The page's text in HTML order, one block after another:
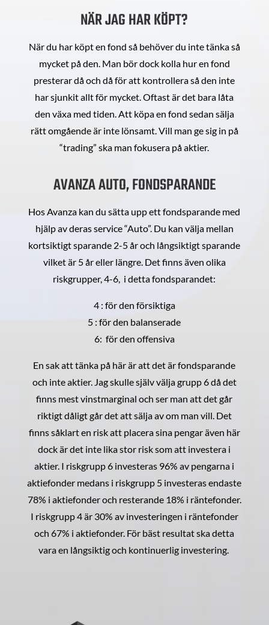
NÄR JAG HAR KÖPT?
När du har köpt en fond så behöver du inte tänka så
mycket på den. Man bör dock kolla hur en fond
presterar då och då för att kontrollera så den inte
har sjunkit allt för mycket. Oftast är det bara låta
den växa med tiden. Att köpa en fond sedan sälja
rätt omgående är inte lönsamt. Vill man ge sig in på
“trading” ska man fokusera på aktier.
AVANZA AUTO, FONDSPARANDE
Hos Avanza kan du sätta upp ett fondsparande med
hjälp av deras service “Auto”. Du kan välja mellan
kortsiktigt sparande 2-5 år och långsiktigt sparande
vilket är 5 år eller längre. Det finns även olika
riskgrupper, 4-6, i detta fondsparandet:
4 : för den försiktiga
5 : för den balanserade
6: för den offensiva
En sak att tänka på här är att det är fondsparande
och inte aktier. Jag skulle själv välja grupp 6 då det
finns mest vinstmarginal och ser man att det går
riktigt dåligt går det att sälja av om man vill. Det
finns såklart en risk att placera sina pengar även här
dock är det inte lika stor risk som att investera i
aktier. I riskgrupp 6 investeras 96% av pengarna i
aktiefonder medans i riskgrupp 5 investeras endaste
78% i aktiefonder och resterande 18% i räntefonder.
I riskgrupp 4 är 30% av investeringen i räntefonder
och 67% i aktiefonder. För bäst resultat ska detta
vara en långsiktig och kontinuerlig investering.